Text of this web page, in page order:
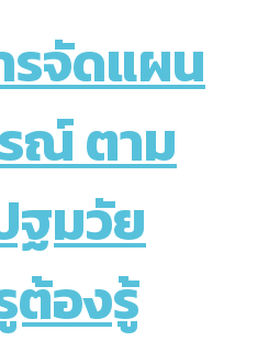
จัดแผน
ณ์ ตาม
ฐมวัย
ต้องรู้